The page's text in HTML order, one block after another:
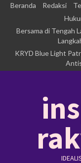
Skip
content
Beranda Redaksi
Bersama di Tengah
KRYD Blue Light